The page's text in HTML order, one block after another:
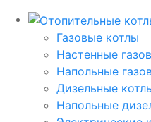
Газовые котлы
Настенные
Напольные
Дизельные
Напольные